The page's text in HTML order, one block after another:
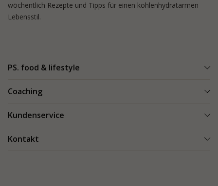
wöchentlich Rezepte und Tipps für einen kohlenhydratarmen
Lebensstil.
PS. food & lifestyle
Kundenerfolge
Coaching
Blogs & Tipps
Kundenservice
Kontakt